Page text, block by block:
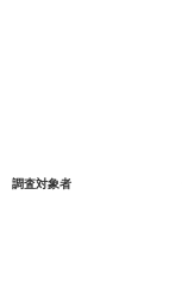
調査対象者